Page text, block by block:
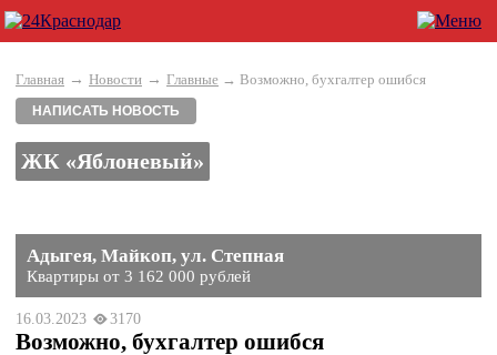
Главная → Новости → Главные → Возможно, бухгалтер ошибся
НАПИСАТЬ НОВОСТЬ
ЖК «Яблоневый»
Адыгея, Майкоп, ул. Степная
Квартиры от 3 162 000 рублей
16.03.2023 3170
Возможно, бухгалтер ошибся